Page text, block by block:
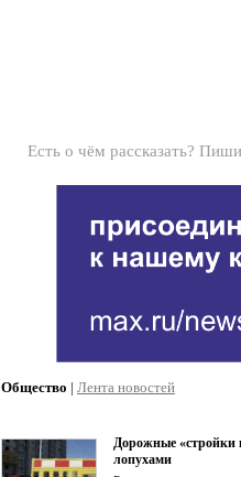
Есть о чём рассказать?
Общество | Лента новостей
Дорожные «стройки
лопухами